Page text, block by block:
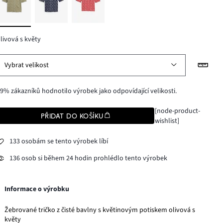
s květy
Vybrat velikost
zákazníků hodnotilo výrobek jako odpovídající velikosti.
PŘIDAT DO KOŠÍKU
[node-product-
wishlist]
133 osobám se tento výrobek líbí
136 osob si během 24 hodin prohlédlo tento výrobek
Informace o výrobku
Žebrované tričko z čisté bavlny s květinovým potiskem olivová s
květy